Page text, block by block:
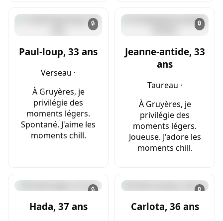
🔒
Paul-loup, 33 ans
Verseau ·
À Gruyères, je
privilégie des
moments légers.
Spontané. J'aime les
moments chill.
🔒
Jeanne-antide, 33
ans
Taureau ·
À Gruyères, je
privilégie des
moments légers.
Joueuse. J'adore les
moments chill.
🔒
Hada, 37 ans
🔒
Carlota, 36 ans